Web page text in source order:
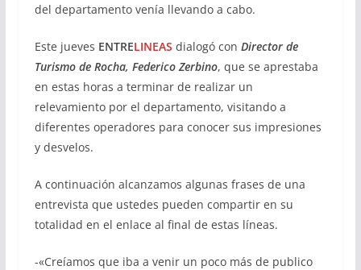
del departamento venía llevando a cabo.
Este jueves ENTRELINEAS dialogó con Director de
Turismo de Rocha, Federico Zerbino, que se aprestaba
en estas horas a terminar de realizar un
relevamiento por el departamento, visitando a
diferentes operadores para conocer sus impresiones
y desvelos.
A continuación alcanzamos algunas frases de una
entrevista que ustedes pueden compartir en su
totalidad en el enlace al final de estas líneas.
-«Creíamos que iba a venir un poco más de publico